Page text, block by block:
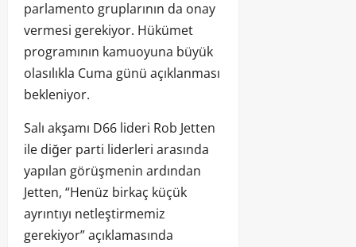
parlamento gruplarının da onay
vermesi gerekiyor. Hükümet
programının kamuoyuna büyük
olasılıkla Cuma günü açıklanması
bekleniyor.
Salı akşamı D66 lideri Rob Jetten
ile diğer parti liderleri arasında
yapılan görüşmenin ardından
Jetten, “Henüz birkaç küçük
ayrıntıyı netleştirmemiz
gerekiyor” açıklamasında